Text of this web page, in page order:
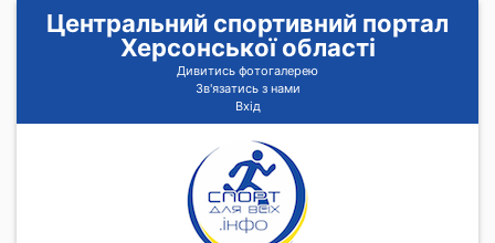
Центральний спортивний портал
Херсонської області
Дивитись фотогалерею
Зв'язатись з нами
Вхід